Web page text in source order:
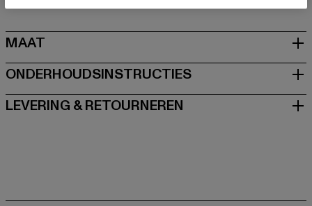
MAAT
ONDERHOUDSINSTRUCTIES
LEVERING & RETOURNEREN